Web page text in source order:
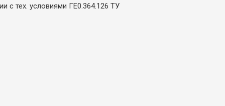
с тех. условиями ГЕ0.364.126 ТУ